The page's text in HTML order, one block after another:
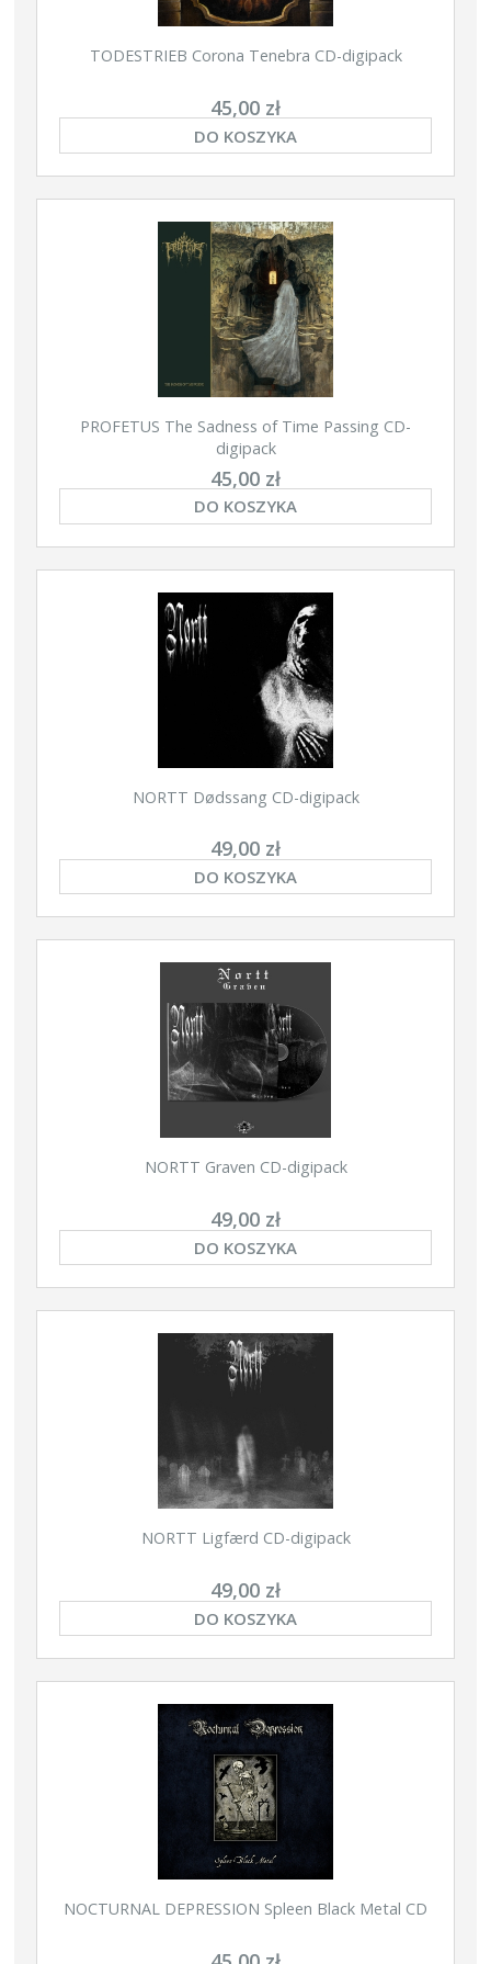
TODESTRIEB Corona Tenebra CD-digipack
45,00 zł
DO KOSZYKA
PROFETUS The Sadness of Time Passing CD-
digipack
45,00 zł
DO KOSZYKA
NORTT Dødssang CD-digipack
49,00 zł
DO KOSZYKA
NORTT Graven CD-digipack
49,00 zł
DO KOSZYKA
NORTT Ligfærd CD-digipack
49,00 zł
DO KOSZYKA
NOCTURNAL DEPRESSION Spleen Black Metal CD